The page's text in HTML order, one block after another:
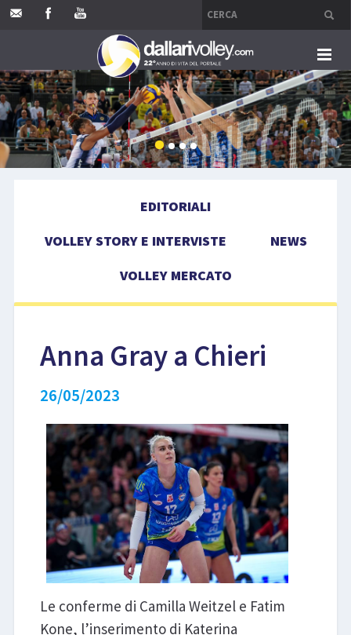
HOME
EDITORIALI
VOLLEY MERCATO
COMPETIZIONI
EVENTI
EDITORIALI
VOLLEY STORY E INTERVISTE
NEWS
VOLLEY MERCATO
Anna Gray a Chieri
26/05/2023
Le conferme di Camilla Weitzel e Fatim
Kone, l’inserimento di Katerina